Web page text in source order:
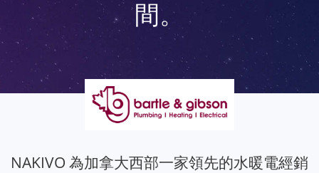
間。
NAKIVO 為加拿大西部一家領先的水暖電經銷